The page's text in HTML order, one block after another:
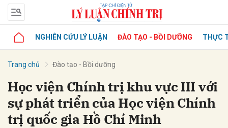
NGHIÊN CỨU LÝ LUẬN ĐÀO TẠO - BỒI DƯỠNG THỰC
Trang chủ Đào tạo - Bồi dưỡng
Học viện Chính trị khu vực III với
sự phát triển của Học viện Chính
trị quốc gia Hồ Chí Minh